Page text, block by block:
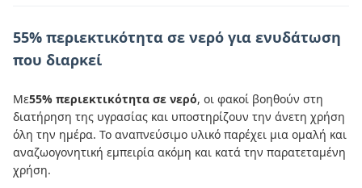
55% περιεκτικότητα σε νερό για ενυδάτωση
που διαρκεί
Με55% περιεκτικότητα σε νερό, οι φακοί βοηθούν στη
διατήρηση της υγρασίας και υποστηρίζουν την άνετη χρήση
όλη την ημέρα. Το αναπνεύσιμο υλικό παρέχει μια ομαλή και
αναζωογονητική εμπειρία ακόμη και κατά την παρατεταμένη
χρήση.